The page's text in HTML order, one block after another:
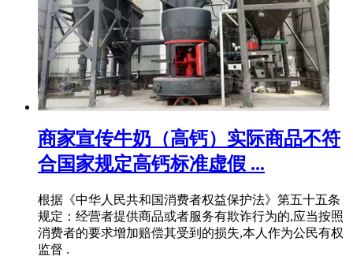
商家宣传牛奶（高钙）实际商品不符
合国家规定高钙标准虚假 ...
根据《中华人民共和国消费者权益保护法》第五十五条
规定：经营者提供商品或者服务有欺诈行为的,应当按照
消费者的要求增加赔偿其受到的损失,本人作为公民有权
监督 .